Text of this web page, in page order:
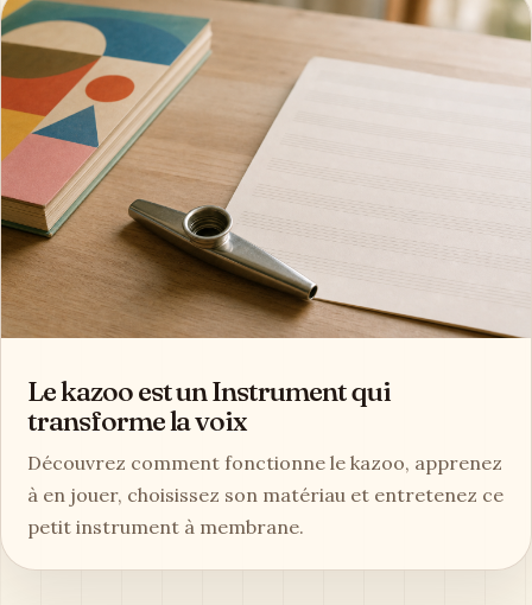
Le kazoo est un Instrument qui
transforme la voix
Découvrez comment fonctionne le kazoo, apprenez
à en jouer, choisissez son matériau et entretenez ce
petit instrument à membrane.